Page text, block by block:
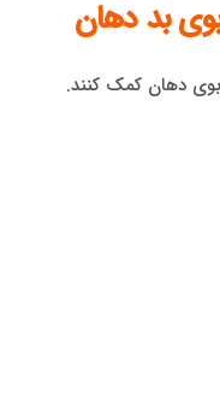
بد دهان
بوی دهان کمک کنند.